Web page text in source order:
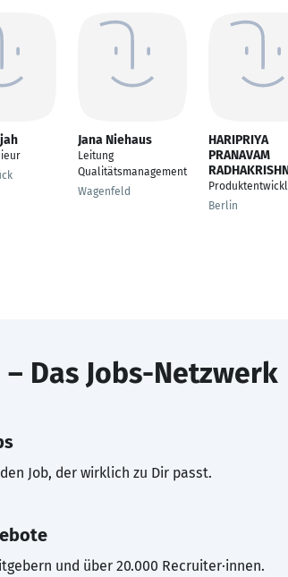
Jana Niehaus
Leitung
Qualitätsmanagement
Wagenfeld
HARIPRIYA
PRANAVAM
Berlin
– Das Jobs-Netzwerk
Job, der wirklich zu Dir passt.
und über 20.000 Recruiter·innen.